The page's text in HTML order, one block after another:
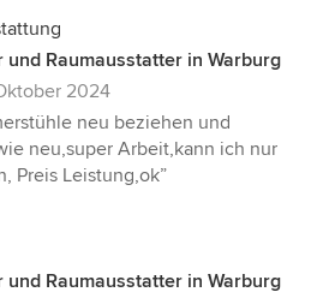
und Raumausstatter in Warburg
2024
neu beziehen und
neu,super Arbeit,kann ich nur
Preis Leistung,ok”
und Raumausstatter in Warburg